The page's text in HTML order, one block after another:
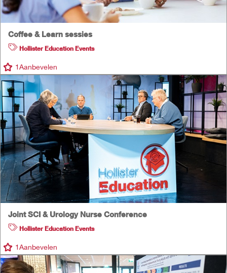
Coffee & Learn sessies
Hollister Education Events
1Aanbevelen
Joint SCI & Urology Nurse Conference
Hollister Education Events
1Aanbevelen